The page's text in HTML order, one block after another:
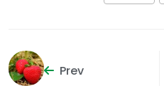
Prev